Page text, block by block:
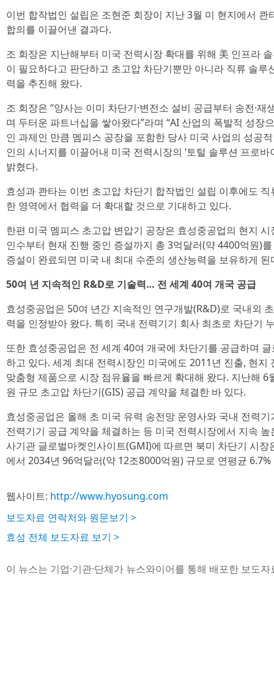
이번 합작법인 설립은 조현준 회장이 지난 3월 미 현지에서 콴
합의를 이끌어낸 결과다.
조 회장은 지난해부터 미국 전력시장 확대를 위해 美 인프라
이 필요하다고 판단하고 초고압 차단기뿐만 아니라 직류 솔루
력을 추진해 왔다.
조 회장은 “양사는 이미 차단기·변전소 설비 공급부터 송전·
며 두터운 파트너십을 쌓아왔다”라며 “AI 산업의 폭발적 성장
인 과제인 만큼 멤피스 공장을 포함한 당사 미국 사업의 성공
인의 시너지를 이끌어내 미국 전력시장의 ‘토털 솔루션 프로
밝혔다.
효성과 콴타는 이번 초고압 차단기 합작법인 설립 이후에도
한 영역에서 협력을 더 확대할 것으로 기대하고 있다.
한편 미국 멤피스 초고압 변압기 공장은 효성중공업의 현지
인수부터 현재 진행 중인 증설까지 총 3억달러(약 4400억원)
증설이 완료되면 미국 내 최대 수준의 생산능력을 보유하게 된
50여 년 지속적인 R&D로 기술력… 전 세계 40여 개국 공급
효성중공업은 50여 년간 지속적인 연구개발(R&D)로 국내외
력을 인정받아 왔다. 특히 국내 전력기기 회사 최초로 차단기
또한 효성중공업은 전 세계 40여 개국에 차단기를 공급하며
하고 있다. 세계 최대 전력시장인 미국에도 2011년 진출, 현지
맞춤형 제품으로 시장 점유율을 빠르게 확대해 왔다. 지난해
원 규모 초고압 차단기(GIS) 공급 계약을 체결한 바 있다.
효성중공업은 올해 초 미국 유력 송전망 운영사와 국내 전력
전력기기 공급 계약을 체결하는 등 미국 전력시장에서 지속
사기관 글로벌마켓인사이트(GMI)에 따르면 북미 차단기 시
에서 2034년 96억달러(약 12조8000억원) 규모로 연평균
웹사이트: http://www.hyosung.com
보도자료 연락처와 원문보기 >
효성 전체 보도자료 보기 >
이 뉴스는 기업·기관·단체가 뉴스와이어를 통해 배포한 보도